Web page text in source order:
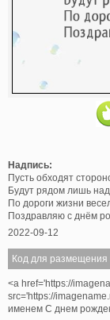
Надпись:
Пусть обходят
Будут рядом лишь
По дороги жизни
Поздравляю с днём
2022-09-12
Код для размещения
<a href='https://
src='https://
именем С днем